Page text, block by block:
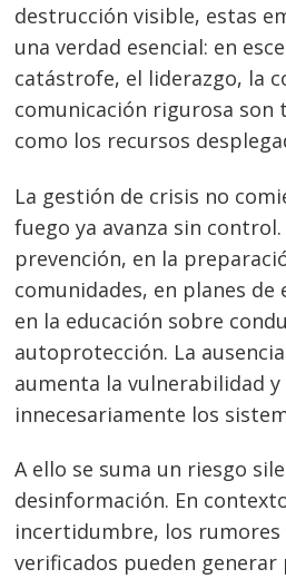
destrucción visible, estas
una verdad esencial: en
catástrofe, el liderazgo, la
comunicación rigurosa son
como los recursos
La gestión de crisis no
fuego ya avanza sin
prevención, en la
comunidades, en planes de
en la educación sobre
autoprotección. La
aumenta la vulnerabilidad
innecesariamente los
A ello se suma un riesgo
desinformación. En
incertidumbre, los rumores
verificados pueden generar